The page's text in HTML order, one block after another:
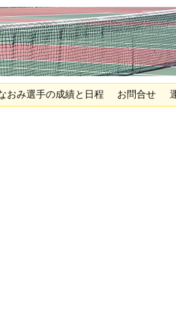
おみ選手の成績と日程 お問合せ